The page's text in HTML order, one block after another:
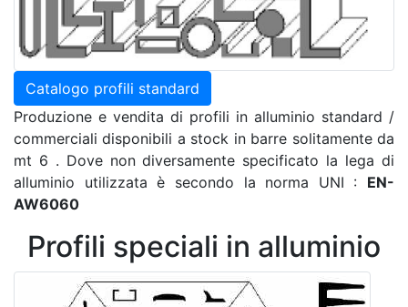
Catalogo profili standard
Produzione e vendita di profili in alluminio standard /
commerciali disponibili a stock in barre solitamente da
mt 6 . Dove non diversamente specificato la lega di
alluminio utilizzata è secondo la norma UNI : EN-
AW6060
Profili speciali in alluminio